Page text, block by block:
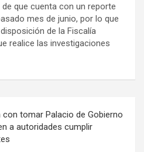
que cuenta con un reporte
mes de junio, por lo que
de la Fiscalía
realice las investigaciones
tomar Palacio de Gobierno
a autoridades cumplir